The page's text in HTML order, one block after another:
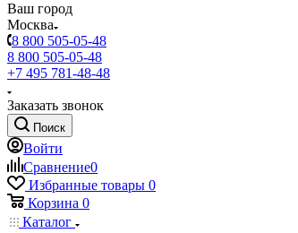
Ваш город
Москва
8 800 505-05-48
8 800 505-05-48
+7 495 781-48-48
Заказать звонок
Поиск
Войти
Сравнение0
Избранные товары 0
Корзина 0
Каталог